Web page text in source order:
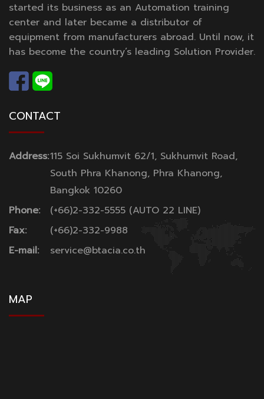
started its business as an Automation training
center and later became a distributor of
equipment from manufacturers abroad. Until now, it
has become the country’s leading Solution Provider.
CONTACT
Address:115 Soi Sukhumvit 62/1, Sukhumvit Road,
South Phra Khanong, Phra Khanong,
Bangkok 10260
Phone:
(+66)2-332-5555 (AUTO 22 LINE)
Fax:
(+66)2-332-9988
E-mail:
service@btacia.co.th
MAP